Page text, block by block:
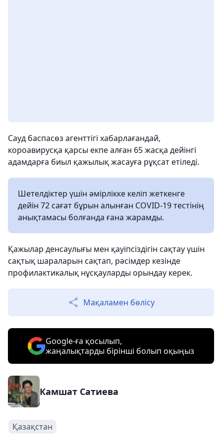
Сауд баспасөз агенттігі хабарлағандай,
короавирусқа қарсы екпе алған 65 жасқа дейінгі
адамдарға биыл қажылық жасауға рұқсат етіледі.
Шетелдіктер үшін әмірлікке келіп жеткенге
дейін 72 сағат бұрын алынған COVID-19 тестінің
анықтамасы болғанда ғана жарамды.
Қажылар денсаулығы мен қауіпсіздігін сақтау үшін
сақтық шараларын сақтап, рәсімдер кезінде
профилактикалық нұсқауларды орындау керек.
Мақаламен бөлісу
Google-ға қосылып,
жаңалықтарды бірінші болып оқыңыз
Камшат Сатиева
Қазақстан